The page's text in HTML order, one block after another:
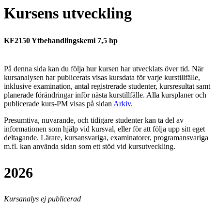
Kursens utveckling
KF2150 Ytbehandlingskemi 7,5 hp
På denna sida kan du följa hur kursen har utvecklats över tid. När
kursanalysen har publicerats visas kursdata för varje kurstillfälle,
inklusive examination, antal registrerade studenter, kursresultat samt
planerade förändringar inför nästa kurstillfälle. Alla kursplaner och
publicerade kurs-PM visas på sidan Arkiv.
Presumtiva, nuvarande, och tidigare studenter kan ta del av
informationen som hjälp vid kursval, eller för att följa upp sitt eget
deltagande. Lärare, kursansvariga, examinatorer, programansvariga
m.fl. kan använda sidan som ett stöd vid kursutveckling.
2026
Kursanalys ej publicerad